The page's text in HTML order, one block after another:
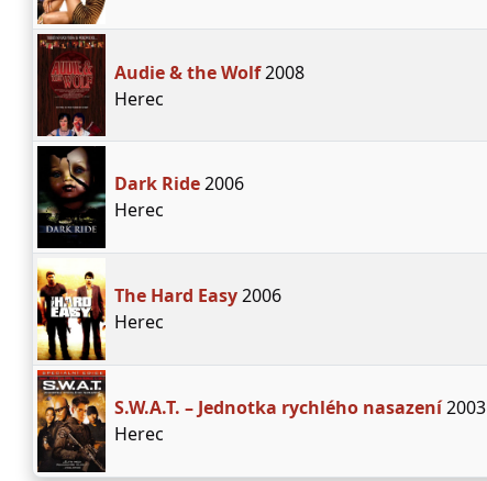
Audie & the Wolf2008
Herec
Dark Ride2006
Herec
The Hard Easy2006
Herec
S.W.A.T. – Jednotka rychlého nasazení2003
Herec